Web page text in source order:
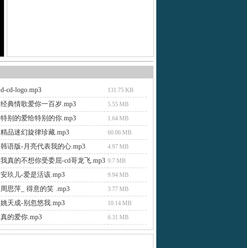
d-cd-logo.mp3 131.75 KB
经典情歌爱你一百岁.mp3 5.55 MB
特别的爱给特别的你.mp3 1.64 MB
精品迷幻旋律珍藏.mp3 60.06 MB
韩语版-月亮代表我的心.mp3 4.97 MB
我真的不想你受委屈-cd哥龙飞.mp3 9.7 MB
安玖儿-爱是活该.mp3 9.94 MB
周思萍_ 得意的笑 .mp3 3.77 MB
姚天成-别忽悠我.mp3 10.14 MB
真的爱你.mp3 6.31 MB